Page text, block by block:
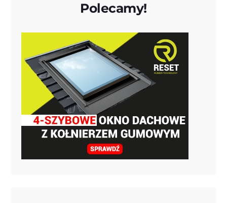
Polecamy!